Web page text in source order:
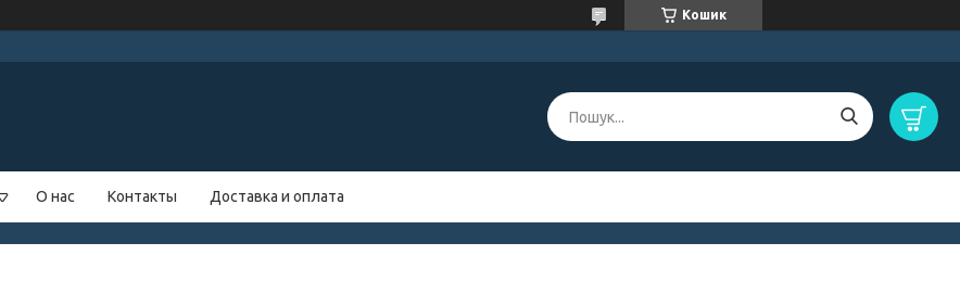
Кошик
О нас Контакты Доставка и оплата